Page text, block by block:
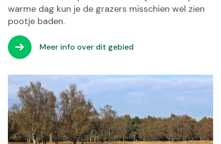
warme dag kun je de grazers misschien wel zien
pootje baden.
Meer info over dit gebied